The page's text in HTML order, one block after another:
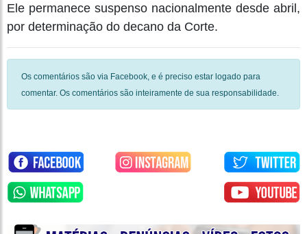
Ele permanece suspenso nacionalmente desde abril,
por determinação do decano da Corte.
Os comentários são via Facebook, e é preciso estar logado para
comentar. Os comentários são inteiramente de sua responsabilidade.